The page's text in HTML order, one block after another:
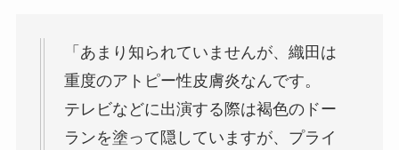
「あまり知られていませんが、織田は
重度のアトピー性皮膚炎なんです。
テレビなどに出演する際は褐色のドー
ランを塗って隠していますが、プライ